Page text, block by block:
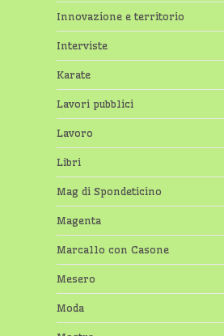
Innovazione e territorio
Interviste
Karate
Lavori pubblici
Lavoro
Libri
Mag di Spondeticino
Magenta
Marcallo con Casone
Mesero
Moda